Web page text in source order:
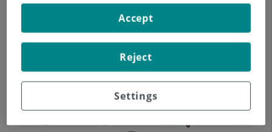
Settings
Reject
Accept